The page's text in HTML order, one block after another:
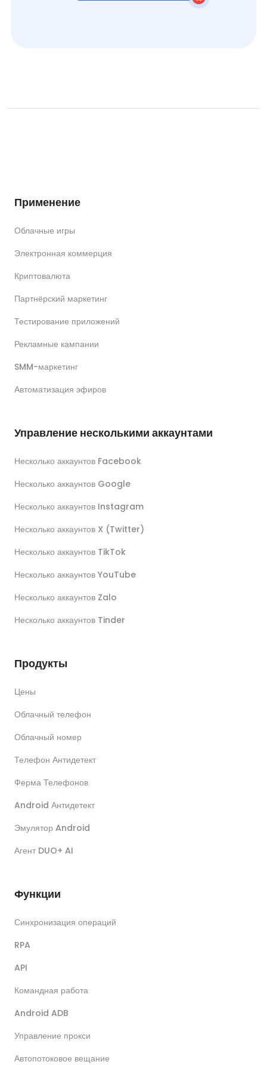
Применение
Облачные игры
Электронная коммерция
Криптовалюта
Партнёрский маркетинг
Тестирование приложений
Рекламные кампании
SMM-маркетинг
Автоматизация эфиров
Управление несколькими аккаунтами
Несколько аккаунтов Facebook
Несколько аккаунтов Google
Несколько аккаунтов Instagram
Несколько аккаунтов X (Twitter)
Несколько аккаунтов TikTok
Несколько аккаунтов YouTube
Несколько аккаунтов Zalo
Несколько аккаунтов Tinder
Продукты
Цены
Облачный телефон
Облачный номер
Телефон Антидетект
Ферма Телефонов
Android Антидетект
Эмулятор Android
Агент DUO+ AI
Функции
Синхронизация операций
RPA
API
Командная работа
Android ADB
Управление прокси
Автопотоковое вещание